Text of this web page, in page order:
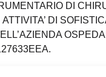
DI
DI